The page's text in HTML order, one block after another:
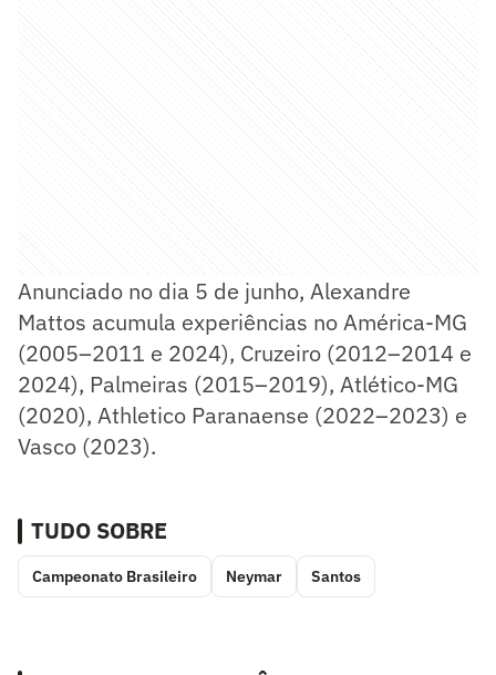
Anunciado no dia 5 de junho, Alexandre
Mattos acumula experiências no América-MG
(2005–2011 e 2024), Cruzeiro (2012–2014 e
2024), Palmeiras (2015–2019), Atlético-MG
(2020), Athletico Paranaense (2022–2023) e
Vasco (2023).
TUDO SOBRE
Campeonato Brasileiro Neymar Santos